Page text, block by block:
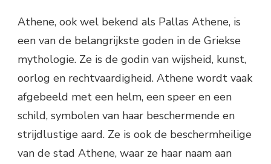
Athene, ook wel bekend als Pallas Athene, is
een van de belangrijkste goden in de Griekse
mythologie. Ze is de godin van wijsheid, kunst,
oorlog en rechtvaardigheid. Athene wordt vaak
afgebeeld met een helm, een speer en een
schild, symbolen van haar beschermende en
strijdlustige aard. Ze is ook de beschermheilige
van de stad Athene, waar ze haar naam aan